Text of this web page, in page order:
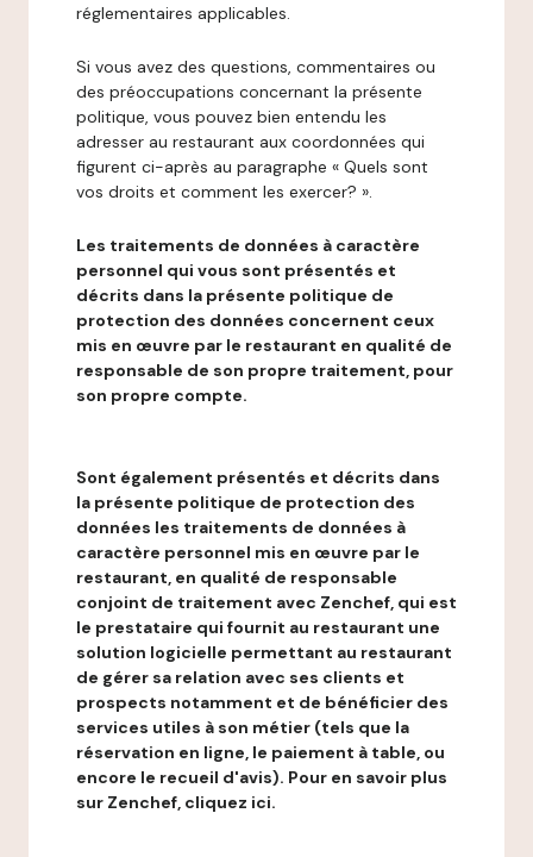
réglementaires applicables.
Si vous avez des questions, commentaires ou
des préoccupations concernant la présente
politique, vous pouvez bien entendu les
adresser au restaurant aux coordonnées qui
figurent ci-après au paragraphe « Quels sont
vos droits et comment les exercer? ».
Les traitements de données à caractère
personnel qui vous sont présentés et
décrits dans la présente politique de
protection des données concernent ceux
mis en œuvre par le restaurant en qualité de
responsable de son propre traitement, pour
son propre compte.
Sont également présentés et décrits dans
la présente politique de protection des
données les traitements de données à
caractère personnel mis en œuvre par le
restaurant, en qualité de responsable
conjoint de traitement avec Zenchef, qui est
le prestataire qui fournit au restaurant une
solution logicielle permettant au restaurant
de gérer sa relation avec ses clients et
prospects notamment et de bénéficier des
services utiles à son métier (tels que la
réservation en ligne, le paiement à table, ou
encore le recueil d'avis). Pour en savoir plus
sur Zenchef, cliquez ici.